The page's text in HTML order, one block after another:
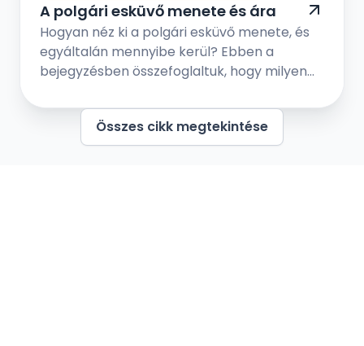
A polgári esküvő menete és ára
Hogyan néz ki a polgári esküvő menete, és
egyáltalán mennyibe kerül? Ebben a
bejegyzésben összefoglaltuk, hogy milyen
esküvőn kimondhassátok egymásnak a
boldogító igent szeretteitek és barátaitok
társaságában. Nézzük meg melyek a
Összes cikk megtekintése